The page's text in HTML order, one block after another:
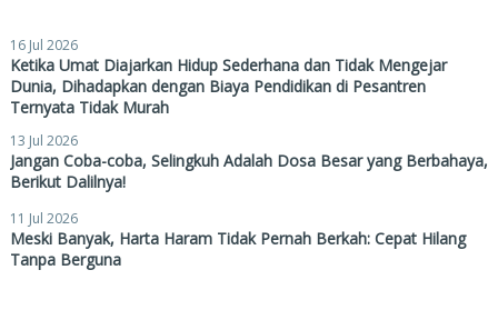
16 Jul 2026
Ketika Umat Diajarkan Hidup Sederhana dan Tidak Mengejar
Dunia, Dihadapkan dengan Biaya Pendidikan di Pesantren
Ternyata Tidak Murah
13 Jul 2026
Jangan Coba-coba, Selingkuh Adalah Dosa Besar yang Berbahaya,
Berikut Dalilnya!
11 Jul 2026
Meski Banyak, Harta Haram Tidak Pernah Berkah: Cepat Hilang
Tanpa Berguna